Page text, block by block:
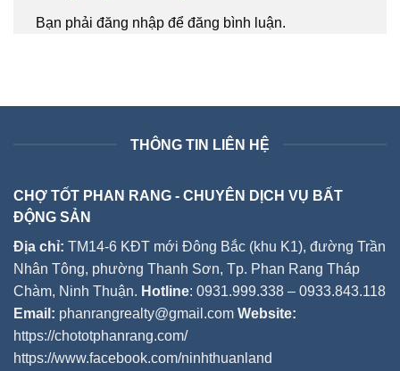
Bạn phải đăng nhập để đăng bình luận.
THÔNG TIN LIÊN HỆ
CHỢ TỐT PHAN RANG - CHUYÊN DỊCH VỤ BẤT
ĐỘNG SẢN
Địa chỉ: TM14-6 KĐT mới Đông Bắc (khu K1), đường Trần
Nhân Tông, phường Thanh Sơn, Tp. Phan Rang Tháp
Chàm, Ninh Thuận. Hotline: 0931.999.338 – 0933.843.118
Email: phanrangrealty@gmail.com Website:
https://chototphanrang.com/
https://www.facebook.com/ninhthuanland